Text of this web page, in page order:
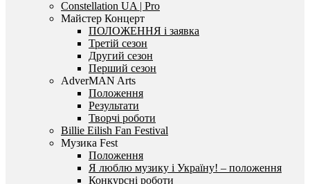
Constellation UA | Pro
Майстер Концерт
ПОЛОЖЕННЯ і заявка
Третій сезон
Другий сезон
Перший сезон
AdverMAN Arts
Положення
Результати
Творчі роботи
Billie Eilish Fan Festival
Музика Fest
Положення
Я люблю музику і Україну! – положення
Конкурсні роботи